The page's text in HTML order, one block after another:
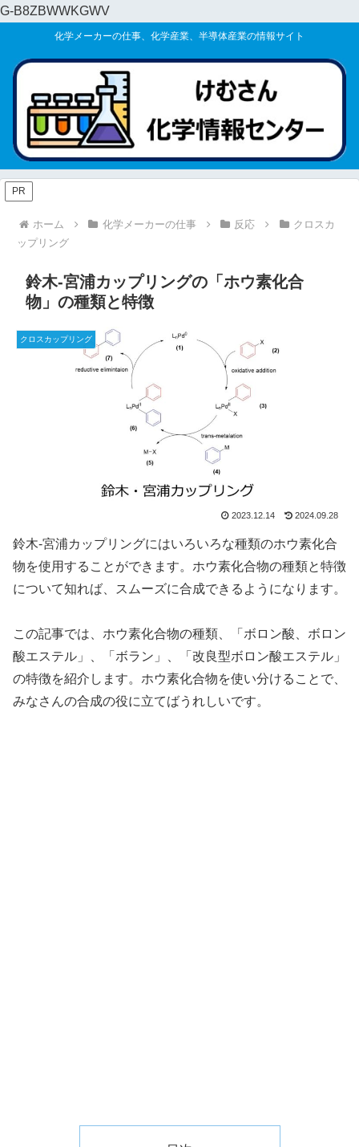
G-B8ZBWWKGWV
化学メーカーの仕事、化学産業、半導体産業の情報サイト
PR
ホーム 化学メーカーの仕事 反応
クロスカ
ップリング
鈴木-宮浦カップリングの「ホウ素化合
物」の種類と特徴
クロスカップリング
2023.12.14 2024.09.28
鈴木-宮浦カップリングにはいろいろな種類のホウ素化合
物を使用することができます。ホウ素化合物の種類と特徴
について知れば、スムーズに合成できるようになります。
この記事では、ホウ素化合物の種類、「ボロン酸、ボロン
酸エステル」、「ボラン」、「改良型ボロン酸エステル」
の特徴を紹介します。ホウ素化合物を使い分けることで、
みなさんの合成の役に立てばうれしいです。